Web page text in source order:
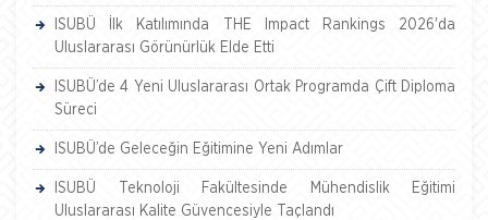
ISUBÜ İlk Katılımında THE Impact Rankings 2026'da
Uluslararası Görünürlük Elde Etti
ISUBÜ’de 4 Yeni Uluslararası Ortak Programda Çift Diploma
Süreci
ISUBÜ’de Geleceğin Eğitimine Yeni Adımlar
ISUBÜ Teknoloji Fakültesinde Mühendislik Eğitimi
Uluslararası Kalite Güvencesiyle Taçlandı